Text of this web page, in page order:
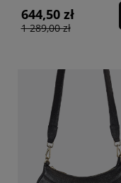
644,50 zł
1 289,00 zł